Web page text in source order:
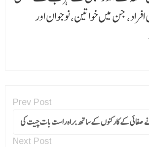
جن میں خواتین، نوجوان اور
Prev Post
صفائی کے کارکنوں کے ساتھ براہ راست بات چیت کی
Next Post